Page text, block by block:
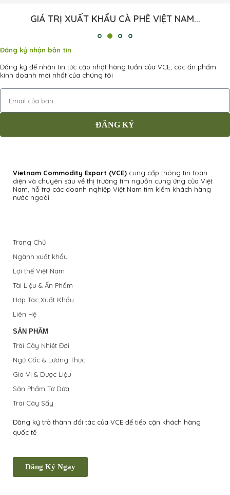
GIÁ TRỊ XUẤT KHẨU CÀ PHÊ VIỆT NAM...
Đăng ký nhận bản tin
Đăng ký để nhận tin tức cập nhật hàng tuần của VCE, các ấn phẩm
kinh doanh mới nhất của chúng tôi
ĐĂNG KÝ
Vietnam Commodity Export (VCE) cung cấp thông tin toàn
diện và chuyên sâu về thị trường tìm nguồn cung ứng của Việt
Nam, hỗ trợ các doanh nghiệp Việt Nam tìm kiếm khách hàng
nước ngoài.
Trang Chủ
Ngành xuất khẩu
Lợi thế Việt Nam
Tài Liệu & Ấn Phẩm
Hợp Tác Xuất Khẩu
Liên Hệ
SẢN PHẨM
Trái Cây Nhiệt Đới
Ngũ Cốc & Lương Thực
Gia Vị & Dược Liệu
Sản Phẩm Từ Dừa
Trái Cây Sấy
Đăng ký trở thành đối tác của VCE để tiếp cận khách hàng
quốc tế
Đăng Ký Ngay